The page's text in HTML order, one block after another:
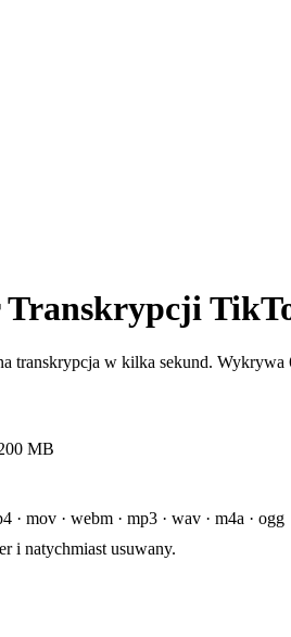
Transkrypcji
w kilka sekund. Wykrywa
MB
· mov · webm · mp3 · wav · m4a · ogg
i natychmiast usuwany.